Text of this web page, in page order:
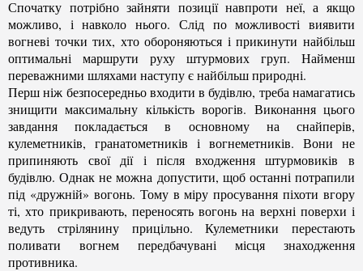
Спочатку потрібно зайняти позиції навпроти неї, а якщо
можливо, і навколо нього. Слід по можливості виявити
вогневі точки тих, хто обороняються і прикинути найбільш
оптимальні маршрути руху штурмових груп. Найменш
переважними шляхами наступу є найбільш природні.
Перш ніж безпосередньо входити в будівлю, треба намагатись
знищити максимальну кількість ворогів. Виконання цього
завдання покладається в основному на снайперів,
кулеметників, гранатометників і вогнеметників. Вони не
припиняють свої дії і після входження штурмовиків в
будівлю. Однак не можна допустити, щоб останні потрапили
під «дружній» вогонь. Тому в міру просування піхоти вгору
ті, хто прикривають, переносять вогонь на верхні поверхи і
ведуть стрілянину прицільно. Кулеметники перестають
поливати вогнем передбачувані місця знаходження
противника.